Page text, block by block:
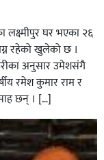
लक्ष्मीपुर घर भएका २६
रहेको खुलेको छ ।
अनुसार उमेशसंगै
रमेश कुमार राम र
छन् । […]